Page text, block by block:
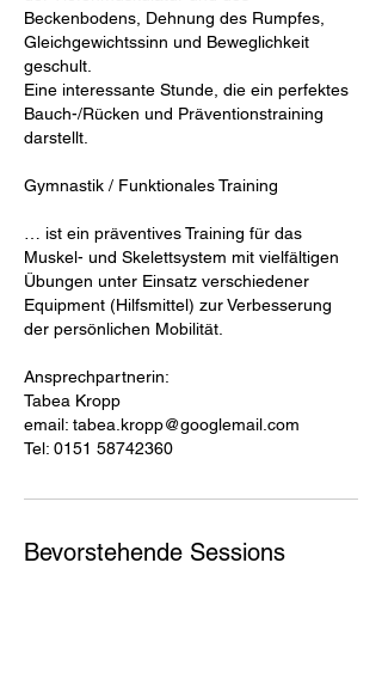
Beckenbodens, Dehnung des Rumpfes,
Gleichgewichtssinn und Beweglichkeit
geschult.
Eine interessante Stunde, die ein perfektes
Bauch-/Rücken und Präventionstraining
darstellt.
Gymnastik / Funktionales Training
… ist ein präventives Training für das
Muskel- und Skelettsystem mit vielfältigen
Übungen unter Einsatz verschiedener
Equipment (Hilfsmittel) zur Verbesserung
der persönlichen Mobilität.
Ansprechpartnerin:
Tabea Kropp
email: tabea.kropp@googlemail.com
Tel: 0151 58742360
Bevorstehende Sessions